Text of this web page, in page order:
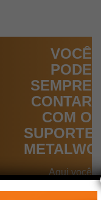
VOCÊ
PODE
SEMPRE
CONTAR
COM O
SUPORTE
Aqui você
encontra tudo
para a